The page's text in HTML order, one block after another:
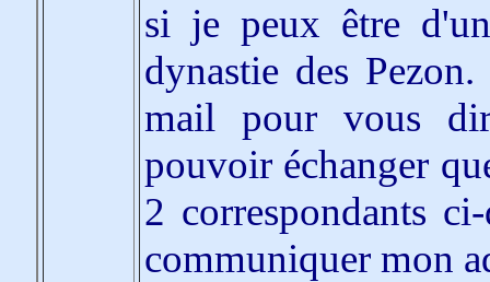
si je peux être
dynastie des
mail pour vous
pouvoir échanger
2 correspondants
communiquer mon